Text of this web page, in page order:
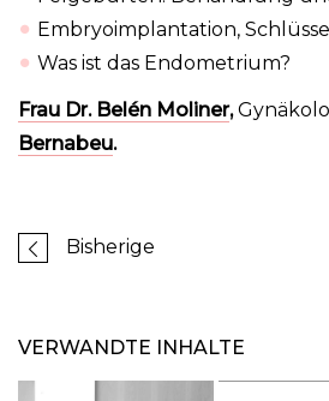
Embryoimplantation,
Was ist das Endometrium?
Frau Dr. Belén Moliner,
Bernabeu.
Bisherige
VERWANDTE INHALTE